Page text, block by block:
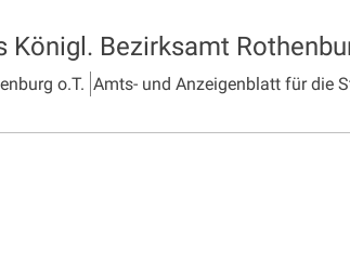
Bezirksamt
o.T. Amts- und Anzeigenblatt für die